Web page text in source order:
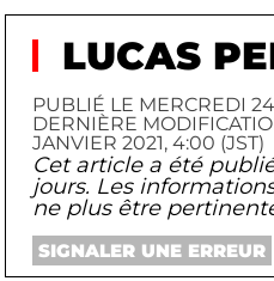
LUCAS
PUBLIÉ LE MERCREDI
DERNIÈRE
JANVIER 2021, 4:00 (JST)
Cet article a été
jours. Les
ne plus être
SIGNALER UNE ERREUR